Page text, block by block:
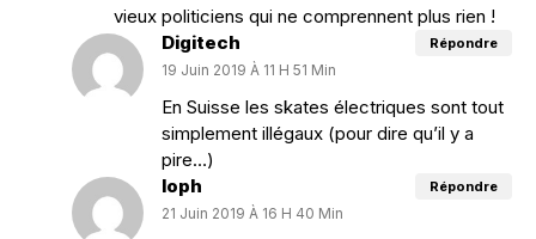
vieux politiciens qui ne comprennent plus rien !
Digitech
19 Juin 2019 À 11 H 51 Min
En Suisse les skates électriques sont tout
simplement illégaux (pour dire qu’il y a
pire…)
Répondre
loph
21 Juin 2019 À 16 H 40 Min
Répondre